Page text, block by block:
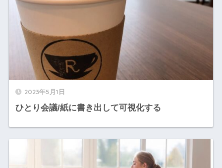
2023年5月1日
ひとり会議/紙に書き出して可視化する